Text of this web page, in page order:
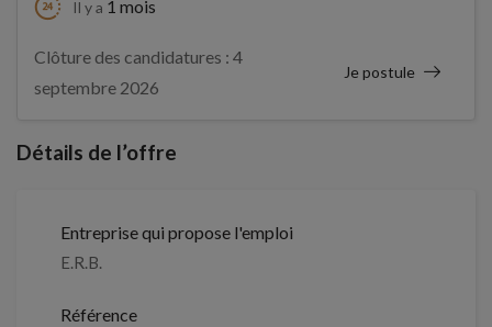
Il y a 1 mois
Clôture des candidatures : 4
septembre 2026
Je postule
Détails de l’offre
Entreprise qui propose l'emploi
E.R.B.
Référence